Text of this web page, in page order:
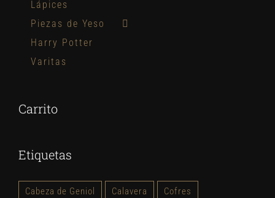
Lápices
Piezas de Yeso
Harry Potter
Varitas
Carrito
Etiquetas
Cabeza de Geniol Calavera Cofres